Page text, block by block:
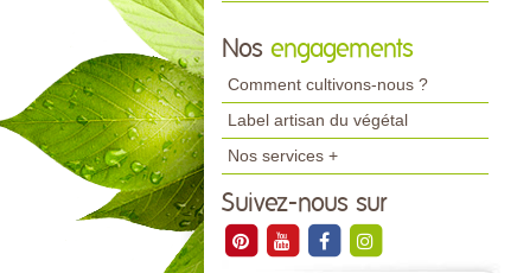
Nos engagements
Comment cultivons-nous ?
Label artisan du végétal
Nos services +
Suivez-nous sur